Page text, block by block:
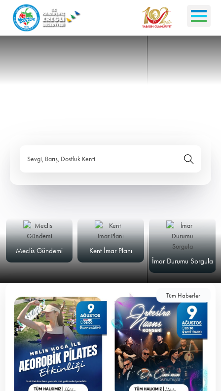
Sevgi, Barış, Dostluk Kenti
Meclis Gündemi
Kent İmar Planı
İmar Durumu Sorgula
Tüm Haberler